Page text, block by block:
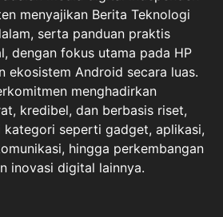
menyajikan Berita Teknologi
serta panduan praktis
dengan fokus utama pada HP
ekosistem Android secara luas.
menghadirkan
kredibel, dan berbasis riset,
kategori seperti gadget, aplikasi,
hingga perkembangan
inovasi digital lainnya.